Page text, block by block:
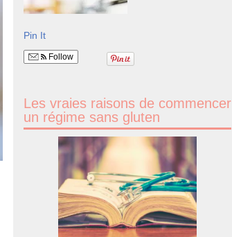
Pin It
Follow
Les vraies raisons de commencer
un régime sans gluten